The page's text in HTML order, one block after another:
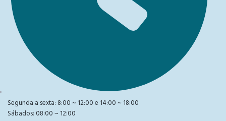
Segunda a sexta: 8:00 ~ 12:00 e 14:00 ~ 18:00
Sábados: 08:00 ~ 12:00